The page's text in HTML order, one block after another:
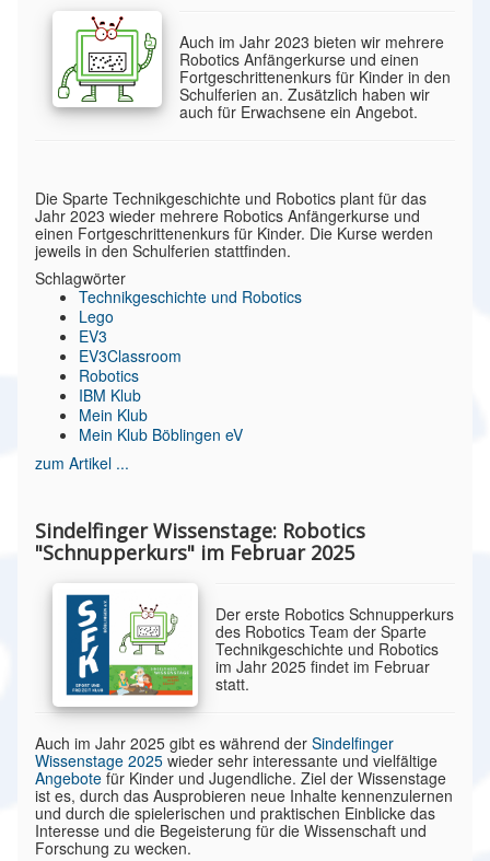
Auch im Jahr 2023 bieten wir mehrere
Robotics Anfängerkurse und einen
Fortgeschrittenenkurs für Kinder in den
Schulferien an. Zusätzlich haben wir
auch für Erwachsene ein Angebot.
Die Sparte Technikgeschichte und Robotics plant für das
Jahr 2023 wieder mehrere Robotics Anfängerkurse und
einen Fortgeschrittenenkurs für Kinder. Die Kurse werden
jeweils in den Schulferien stattfinden.
Schlagwörter
Technikgeschichte und Robotics
Lego
EV3
EV3Classroom
Robotics
IBM Klub
Mein Klub
Mein Klub Böblingen eV
zum Artikel ...
Sindelfinger Wissenstage: Robotics
"Schnupperkurs" im Februar 2025
Der erste Robotics Schnupperkurs
des Robotics Team der Sparte
Technikgeschichte und Robotics
im Jahr 2025 findet im Februar
statt.
Auch im Jahr 2025 gibt es während der Sindelfinger
Wissenstage 2025 wieder sehr interessante und vielfältige
Angebote für Kinder und Jugendliche. Ziel der Wissenstage
ist es, durch das Ausprobieren neue Inhalte kennenzulernen
und durch die spielerischen und praktischen Einblicke das
Interesse und die Begeisterung für die Wissenschaft und
Forschung zu wecken.